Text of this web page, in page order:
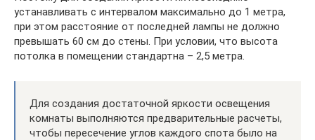
устанавливать с интервалом максимально до 1 метра,
при этом расстояние от последней лампы не должно
превышать 60 см до стены. При условии, что высота
потолка в помещении стандартна – 2,5 метра.
Для создания достаточной яркости освещения
комнаты выполняются предварительные расчеты,
чтобы пересечение углов каждого спота было на